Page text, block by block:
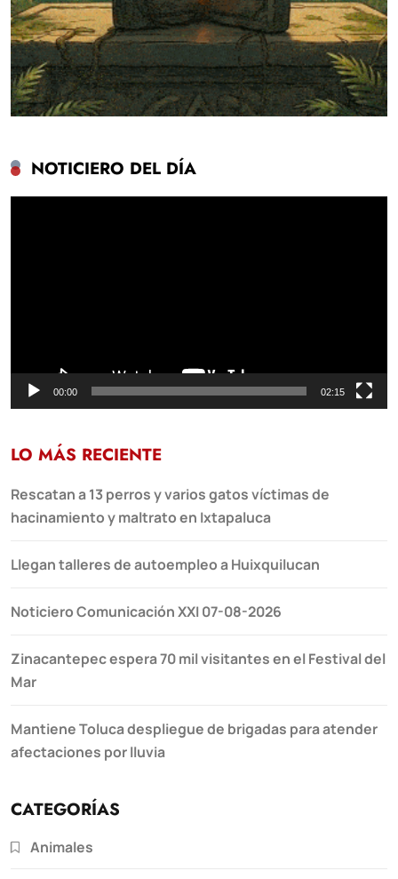
NOTICIERO DEL DÍA
00:00 02:15
LO MÁS RECIENTE
Rescatan a 13 perros y varios gatos víctimas de
hacinamiento y maltrato en Ixtapaluca
Llegan talleres de autoempleo a Huixquilucan
Noticiero Comunicación XXI 07-08-2026
Zinacantepec espera 70 mil visitantes en el Festival del
Mar
Mantiene Toluca despliegue de brigadas para atender
afectaciones por lluvia
CATEGORÍAS
Animales